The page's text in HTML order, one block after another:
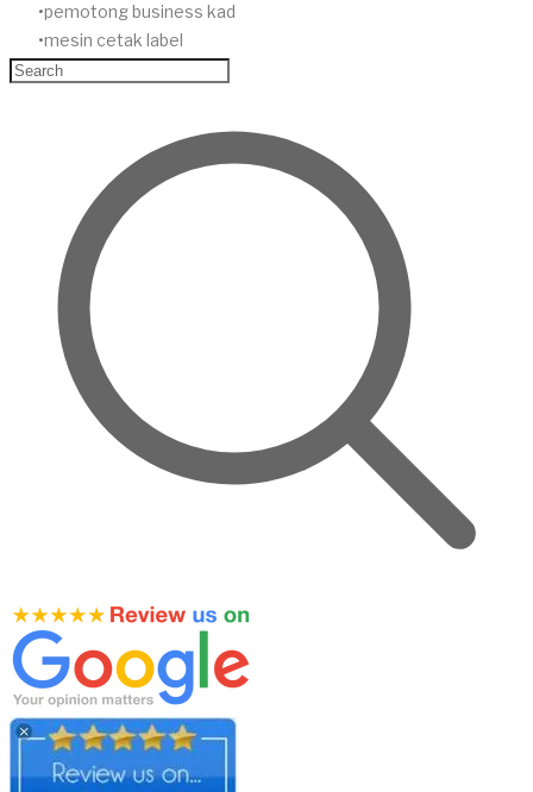
pemotong business kad
mesin cetak label